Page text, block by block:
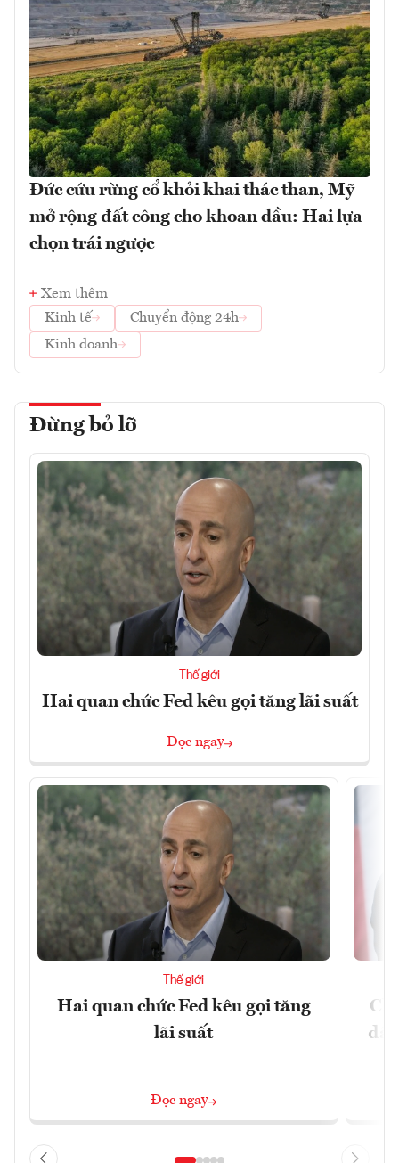
Đức cứu rừng cổ khỏi khai thác than, Mỹ
mở rộng đất công cho khoan dầu: Hai lựa
chọn trái ngược
Xem thêm
Kinh tế
Chuyển động 24h
Kinh doanh
Đừng bỏ lỡ
Thế giới
Hai quan chức Fed kêu gọi tăng lãi suất
Đọc ngay
Thế giới
Hai quan chức Fed kêu gọi tăng
lãi suất
Đọc ngay
đã